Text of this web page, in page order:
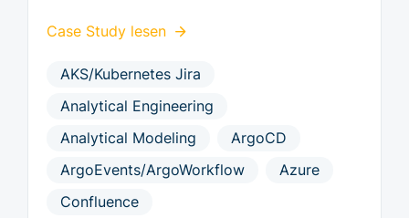
Case Study lesen
AKS/Kubernetes Jira
Analytical Engineering
Analytical Modeling
ArgoCD
ArgoEvents/ArgoWorkflow
Azure
Confluence